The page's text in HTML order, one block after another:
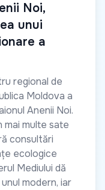
Noi,
unui
a
regional de
Moldova a
Anenii Noi.
mai multe sate
consultări
ecologice
Mediului dă
modern, iar